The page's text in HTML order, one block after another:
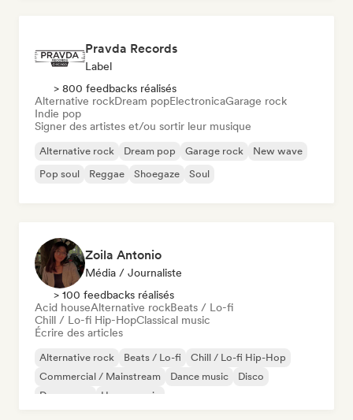
Pravda Records
Label
> 800 feedbacks réalisés
Alternative rockDream popElectronicaGarage rock
Indie pop
Signer des artistes et/ou sortir leur musique
Alternative rock Dream pop Garage rock
New wave
Pop soul
Reggae Shoegaze Soul
Zoila Antonio
Média / Journaliste
> 100 feedbacks réalisés
Acid houseAlternative rockBeats / Lo-fi
Chill / Lo-fi Hip-HopClassical music
Écrire des articles
Alternative rock Beats / Lo-fi
Chill / Lo-fi Hip-Hop
Commercial / Mainstream
Dance music
Disco
Dream pop
House music